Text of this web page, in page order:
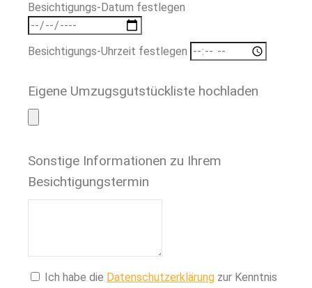
Besichtigungs-Datum festlegen
Besichtigungs-Uhrzeit festlegen
Eigene Umzugsgutstückliste hochladen
Sonstige Informationen zu Ihrem
Besichtigungstermin
Ich habe die Datenschutzerklärung zur Kenntnis